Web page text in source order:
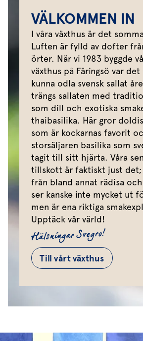
VÄLKOMMEN IN
I våra växthus är det
Luften är fylld av dofter
örter. När vi 1983 byggde
växthus på Färingsö var
kunna odla svensk sallat
trängs sallaten med
som dill och exotiska
thaibasilika. Här gror
som är kockarnas favorit
storsäljaren basilika som
tagit till sitt hjärta. Våra
tillskott är faktiskt just det;
från bland annat rädisa
ser kanske inte mycket ut
men är ena riktiga
Upptäck vår värld!
Hälsningar Svegro!
Till vårt växthus